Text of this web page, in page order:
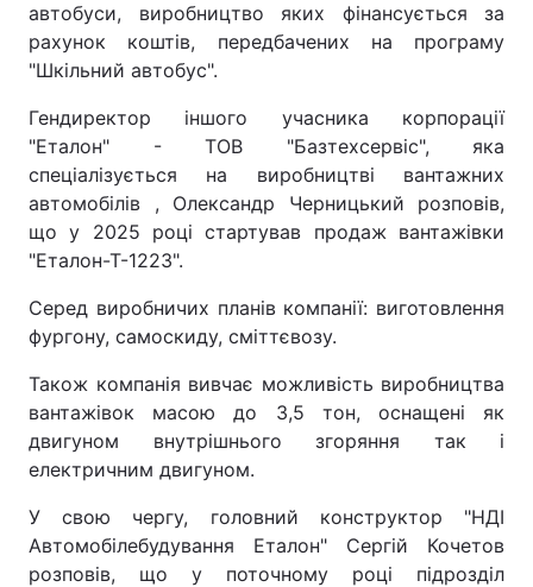
автобуси, виробництво яких фінансується за
рахунок коштів, передбачених на програму
"Шкільний автобус".
Гендиректор іншого учасника корпорації
"Еталон" - ТОВ "Базтехсервіс", яка
спеціалізується на виробництві вантажних
автомобілів , Олександр Черницький розповів,
що у 2025 році стартував продаж вантажівки
"Еталон-Т-1223".
Серед виробничих планів компанії: виготовлення
фургону, самоскиду, сміттєвозу.
Також компанія вивчає можливість виробництва
вантажівок масою до 3,5 тон, оснащені як
двигуном внутрішнього згоряння так і
електричним двигуном.
У свою чергу, головний конструктор "НДІ
Автомобілебудування Еталон" Сергій Кочетов
розповів, що у поточному році підрозділ